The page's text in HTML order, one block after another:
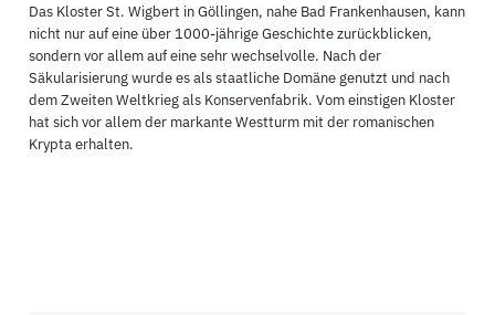
Das Kloster St. Wigbert in Göllingen, nahe Bad Frankenhausen, kann
nicht nur auf eine über 1000-jährige Geschichte zurückblicken,
sondern vor allem auf eine sehr wechselvolle. Nach der
Säkularisierung wurde es als staatliche Domäne genutzt und nach
dem Zweiten Weltkrieg als Konservenfabrik. Vom einstigen Kloster
hat sich vor allem der markante Westturm mit der romanischen
Krypta erhalten.